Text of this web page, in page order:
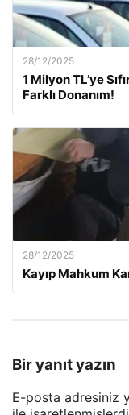
28/12/2025
1 Milyon TL’ye
Farklı Donanım!
28/12/2025
Kayıp Mahkum
Bir yanıt yazın
E-posta adresiniz